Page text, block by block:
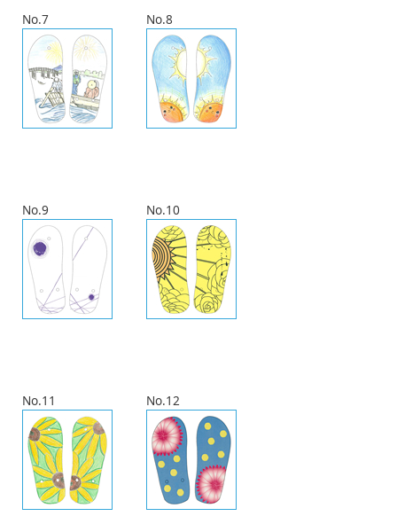
No.7 No.8
No.9 No.10
No.11 No.12